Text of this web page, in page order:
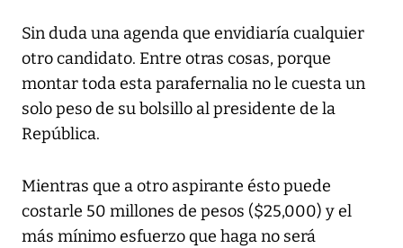
Sin duda una agenda que envidiaría cualquier
otro candidato. Entre otras cosas, porque
montar toda esta parafernalia no le cuesta un
solo peso de su bolsillo al presidente de la
República.
Mientras que a otro aspirante ésto puede
costarle 50 millones de pesos ($25,000) y el
más mínimo esfuerzo que haga no será